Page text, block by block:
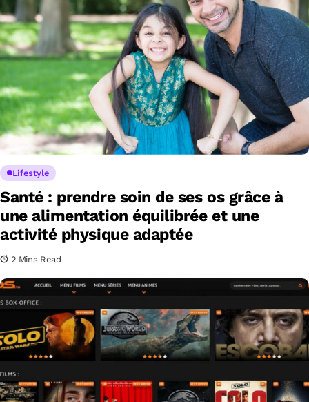
Lifestyle
Santé : prendre soin de ses os grâce à
une alimentation équilibrée et une
activité physique adaptée
2 Mins Read